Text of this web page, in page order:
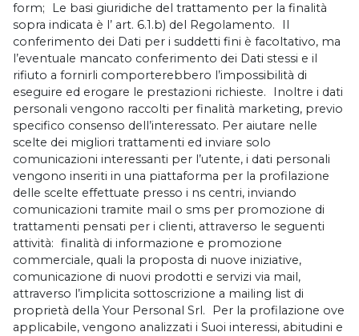
form; Le basi giuridiche del trattamento per la finalità
sopra indicata è l’ art. 6.1.b) del Regolamento. Il
conferimento dei Dati per i suddetti fini è facoltativo, ma
l’eventuale mancato conferimento dei Dati stessi e il
rifiuto a fornirli comporterebbero l’impossibilità di
eseguire ed erogare le prestazioni richieste. Inoltre i dati
personali vengono raccolti per finalità marketing, previo
specifico consenso dell’interessato. Per aiutare nelle
scelte dei migliori trattamenti ed inviare solo
comunicazioni interessanti per l’utente, i dati personali
vengono inseriti in una piattaforma per la profilazione
delle scelte effettuate presso i ns centri, inviando
comunicazioni tramite mail o sms per promozione di
trattamenti pensati per i clienti, attraverso le seguenti
attività: finalità di informazione e promozione
commerciale, quali la proposta di nuove iniziative,
comunicazione di nuovi prodotti e servizi via mail,
attraverso l’implicita sottoscrizione a mailing list di
proprietà della Your Personal Srl. Per la profilazione ove
applicabile, vengono analizzati i Suoi interessi, abitudini e